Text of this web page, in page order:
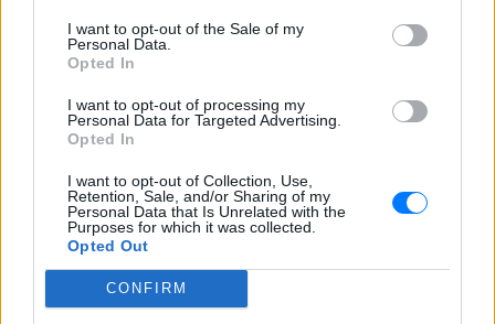
I want to opt-out of the Sale of my
Personal Data.
Opted In
I want to opt-out of processing my
Personal Data for Targeted Advertising.
Opted In
I want to opt-out of Collection, Use,
Retention, Sale, and/or Sharing of my
Personal Data that Is Unrelated with the
Purposes for which it was collected.
Opted Out
CONFIRM
σπανάκι, το οποίο είναι πλούσιο σε βασικούς
ηλεκτρολύτες όπως το κάλιο και το μαγνήσιο, είναι
μια εξαιρετική τροφή για να βοηθήσετε το σώμα
σας να ανακάμψει.
Μπανάνες
Οι μπανάνες είναι μια φανταστική πηγή
υδατανθράκων, καλίου, βιταμίνης Β6, βιταμίνης C,
μαγνησίου και φυτικών ινών. Είναι μια εξαιρετική
επιλογή εάν γυμνάζεστε τακτικά, επειδή παρέχουν